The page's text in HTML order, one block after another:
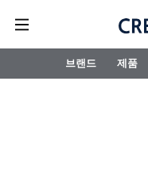
브랜드 제품